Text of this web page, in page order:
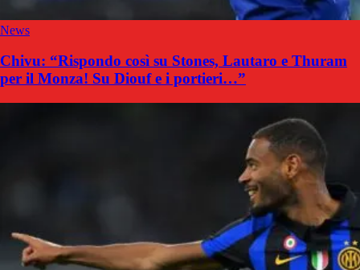
News
Chivu: “Rispondo così su Stones, Lautaro e Thuram
per il Monza! Su Diouf e i portieri…”